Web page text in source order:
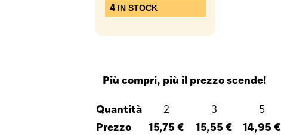
4 IN STOCK
Più compri, più il prezzo scende!
Quantità
2 3 5
Prezzo 15,75 € 15,55 € 14,95 €